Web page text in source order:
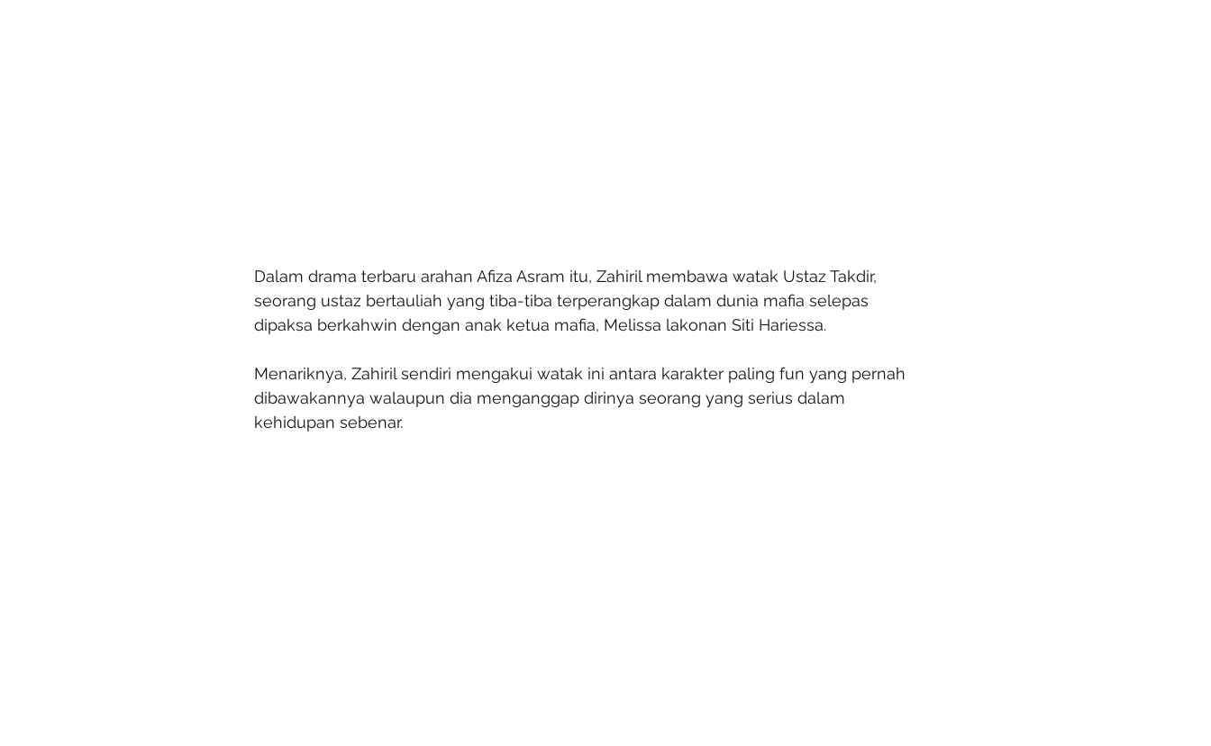
Dalam drama terbaru arahan Afiza Asram itu, Zahiril membawa watak Ustaz Takdir,
seorang ustaz bertauliah yang tiba-tiba terperangkap dalam dunia mafia selepas
dipaksa berkahwin dengan anak ketua mafia, Melissa lakonan Siti Hariessa.
Menariknya, Zahiril sendiri mengakui watak ini antara karakter paling fun yang pernah
dibawakannya walaupun dia menganggap dirinya seorang yang serius dalam
kehidupan sebenar.